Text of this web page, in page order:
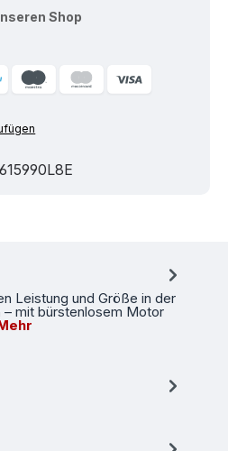
Shop
Leistung und Größe in der
mit bürstenlosem Motor